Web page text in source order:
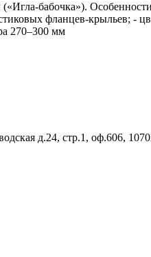
бабочка»).
фланцев-крыльев; -
270–300 мм
д.24, стр.1, оф.606,